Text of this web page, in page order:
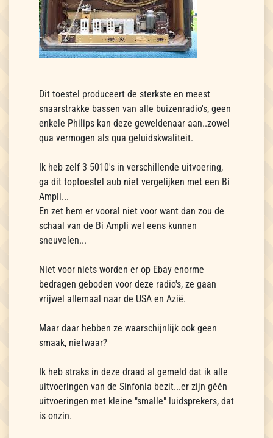
Dit toestel produceert de sterkste en meest
snaarstrakke bassen van alle buizenradio's, geen
enkele Philips kan deze geweldenaar aan..zowel
qua vermogen als qua geluidskwaliteit.
Ik heb zelf 3 5010's in verschillende uitvoering,
ga dit toptoestel aub niet vergelijken met een Bi
Ampli...
En zet hem er vooral niet voor want dan zou de
schaal van de Bi Ampli wel eens kunnen
sneuvelen...
Niet voor niets worden er op Ebay enorme
bedragen geboden voor deze radio's, ze gaan
vrijwel allemaal naar de USA en Azië.
Maar daar hebben ze waarschijnlijk ook geen
smaak, nietwaar?
Ik heb straks in deze draad al gemeld dat ik alle
uitvoeringen van de Sinfonia bezit...er zijn géén
uitvoeringen met kleine "smalle" luidsprekers, dat
is onzin.